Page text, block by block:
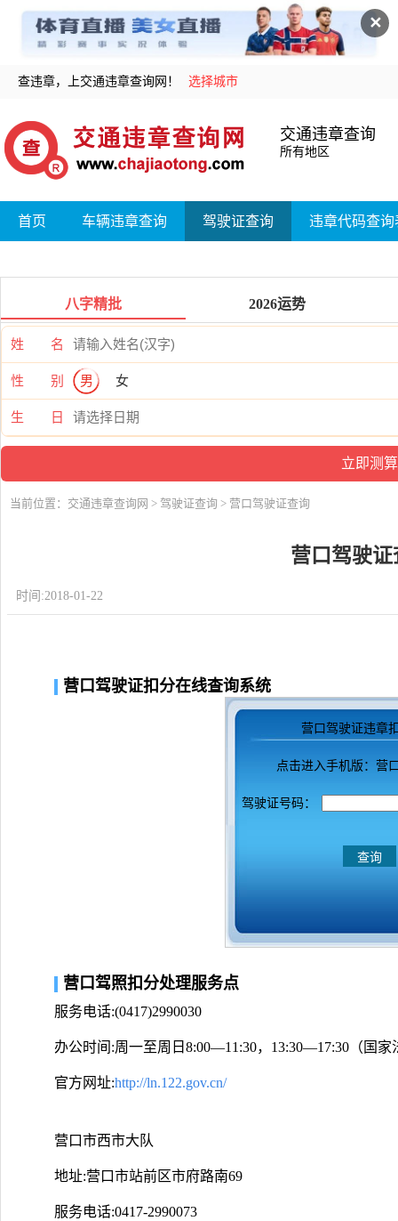
✕
查违章，上交通违章查询网！ 选择城市
交通违章查询
所有地区
首页 车辆违章查询 驾驶证查询 违章代码查询
八字精批 2026运势
姓 名
性 别 男 女
生 日
当前位置： 交通违章查询网 > 驾驶证查询 > 营口驾驶证查询
营口驾驶证
时间:2018-01-22
营口驾驶证扣分在线查询系统
营口驾驶证违章
点击进入手机版：营
驾驶证号码：
营口驾照扣分处理服务点
服务电话:(0417)2990030
办公时间:周一至周日8:00—11:30，13:30—17:30（国家
官方网址:http://ln.122.gov.cn/
营口市西市大队
地址:营口市站前区市府路南69
服务电话:0417-2990073